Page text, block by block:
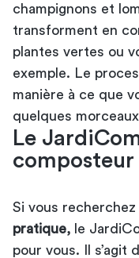
champignons et
transforment en
plantes vertes ou
exemple. Le
manière à ce que
quelques
Le
Si vous recherchez
pratique, le
pour vous. Il s’agit